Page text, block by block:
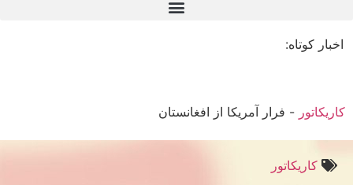
اخبار کوتاه:
کاریکاتور - فرار آمریکا از افغانستان
کاریکاتور